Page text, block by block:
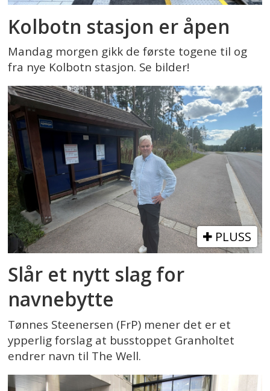
Kolbotn stasjon er åpen
Mandag morgen gikk de første togene til og
fra nye Kolbotn stasjon. Se bilder!
PLUSS
Slår et nytt slag for
navnebytte
Tønnes Steenersen (FrP) mener det er et
ypperlig forslag at busstoppet Granholtet
endrer navn til The Well.